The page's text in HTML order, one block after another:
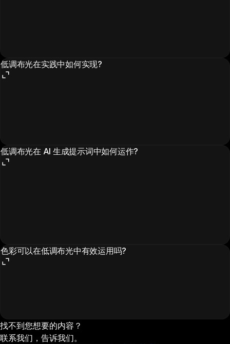
低调布光在实践中如何实现?
低调布光在 AI 生成提示词中如何运作?
色彩可以在低调布光中有效运用吗?
找不到您想要的内容？
联系我们，告诉我们。